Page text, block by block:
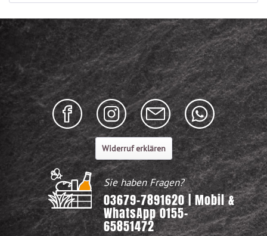
Widerruf erklären
Sie haben Fragen?
03679-7891620 | Mobil &
WhatsApp 0155-
65851472